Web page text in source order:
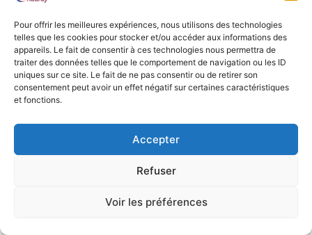
Pour offrir les meilleures expériences, nous utilisons des technologies
telles que les cookies pour stocker et/ou accéder aux informations des
appareils. Le fait de consentir à ces technologies nous permettra de
traiter des données telles que le comportement de navigation ou les ID
uniques sur ce site. Le fait de ne pas consentir ou de retirer son
consentement peut avoir un effet négatif sur certaines caractéristiques
et fonctions.
Accepter
Refuser
Voir les préférences